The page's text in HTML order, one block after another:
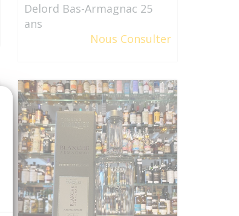
Delord Bas-Armagnac 25
ans
Nous Consulter